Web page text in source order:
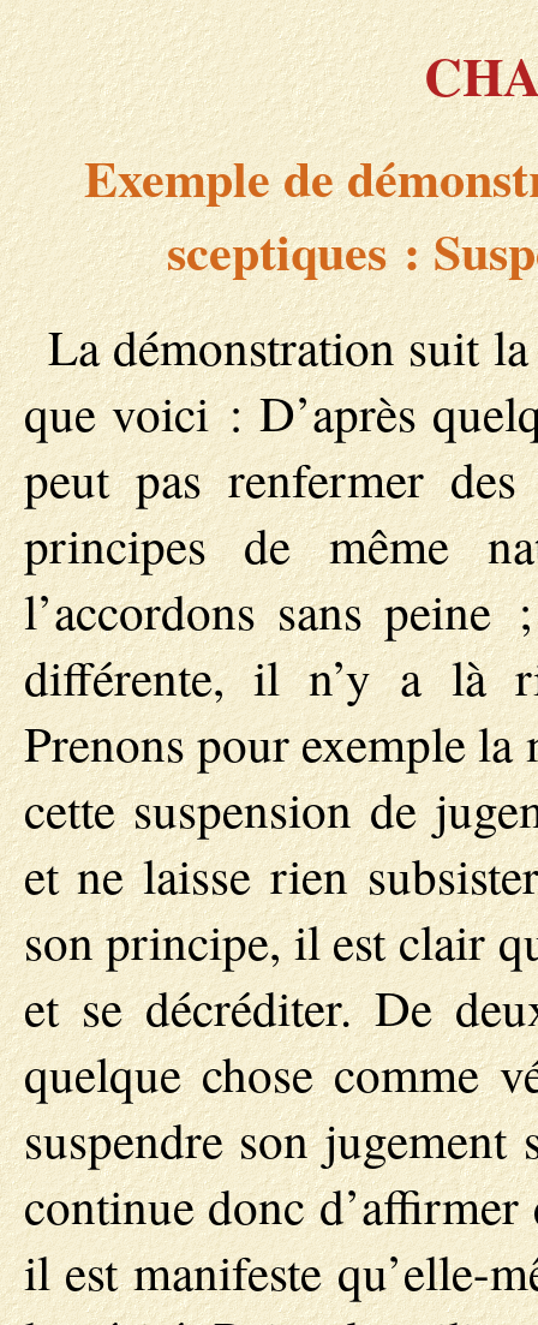
Exemple de
sceptiques :
La démonstration suit
que voici : D’après
peut pas renfermer
principes de même
l’accordons sans
différente, il n’y a là
Prenons pour exemple
cette suspension de
et ne laisse rien
son principe, il est clair
et se décréditer. De
quelque chose comme
suspendre son
continue donc
il est manifeste qu’elle-